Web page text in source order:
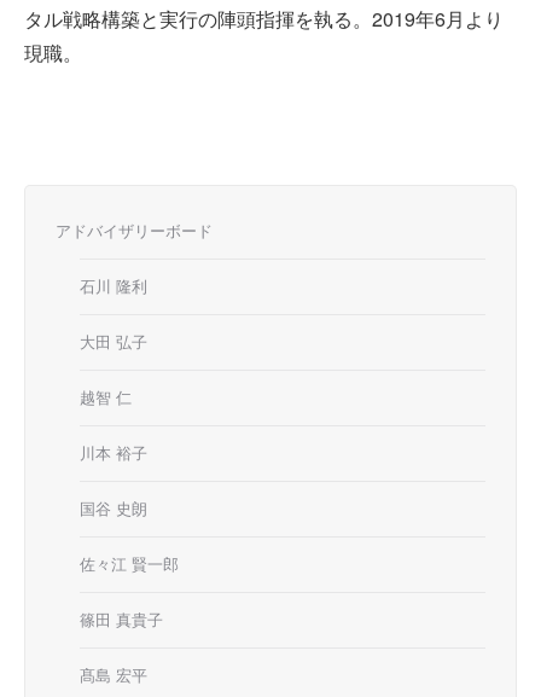
タル戦略構築と実行の陣頭指揮を執る。2019年6月より
現職。
アドバイザリーボード
石川 隆利
大田 弘子
越智 仁
川本 裕子
国谷 史朗
佐々江 賢一郎
篠田 真貴子
髙島 宏平